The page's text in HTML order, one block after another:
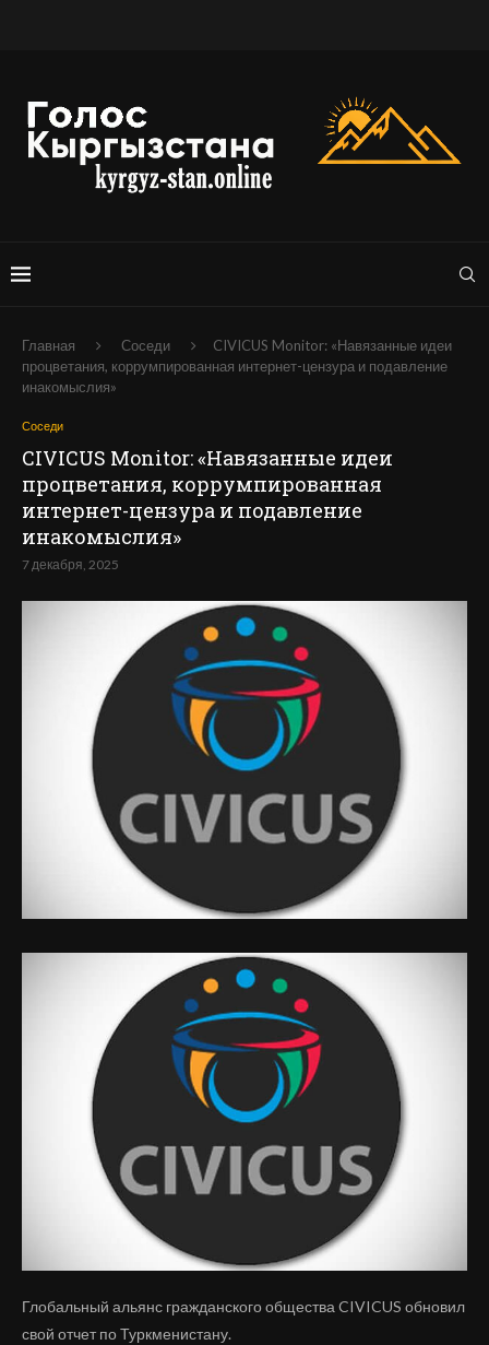
Главная Соседи
CIVICUS Monitor: «Навязанные идеи
процветания, коррумпированная интернет-цензура и подавление
инакомыслия»
Соседи
CIVICUS Monitor: «Навязанные идеи
процветания, коррумпированная
интернет-цензура и подавление
инакомыслия»
7 декабря, 2025
Глобальный альянс гражданского общества CIVICUS обновил
свой отчет по Туркменистану.